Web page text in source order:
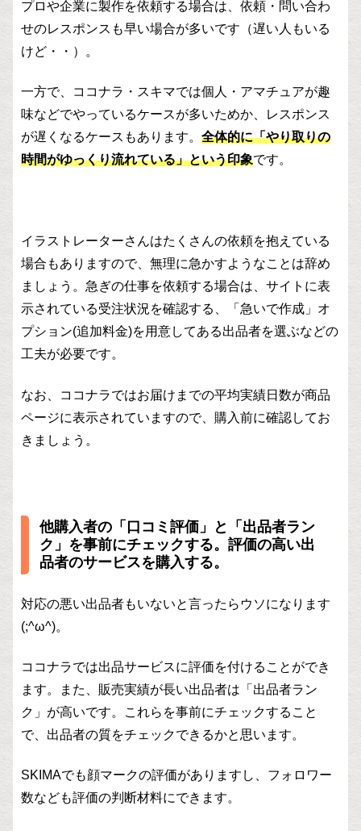
プロや企業に製作を依頼する場合は、依頼・問い合わ
せのレスポンスも早い場合が多いです（遅い人もいる
けど・・）。
一方で、ココナラ・スキマでは個人・アマチュアが趣
味などでやっているケースが多いためか、レスポンス
が遅くなるケースもあります。 全体的に「やり取りの
時間がゆっくり流れている」という印象です。
イラストレーターさんはたくさんの依頼を抱えている
場合もありますので、無理に急かすようなことは辞め
ましょう。急ぎの仕事を依頼する場合は、サイトに表
示されている受注状況を確認する、「急いで作成」オ
プション(追加料金)を用意してある出品者を選ぶなどの
工夫が必要です。
なお、ココナラではお届けまでの平均実績日数が商品
ページに表示されていますので、購入前に確認してお
きましょう。
他購入者の「口コミ評価」と「出品者ラン
ク」を事前にチェックする。評価の高い出
品者のサービスを購入する。
対応の悪い出品者もいないと言ったらウソになります
(;^ω^)。
ココナラでは出品サービスに評価を付けることができ
ます。また、販売実績が長い出品者は「出品者ラン
ク」が高いです。これらを事前にチェックすること
で、出品者の質をチェックできるかと思います。
SKIMAでも顔マークの評価がありますし、フォロワー
数なども評価の判断材料にできます。